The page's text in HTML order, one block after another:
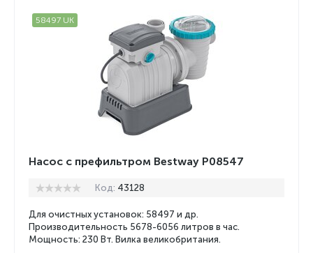
58497 UK
Насос с префильтром Bestway P08547
Код: 43128
Для очистных установок: 58497 и др.
Производительность 5678-6056 литров в час.
Мощность: 230 Вт. Вилка великобритания.